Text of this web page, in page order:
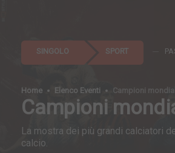
SINGOLO SPORT
Home Elenco Eventi Campioni mondiali
Campioni
La mostra dei più grandi calciatori
calcio.